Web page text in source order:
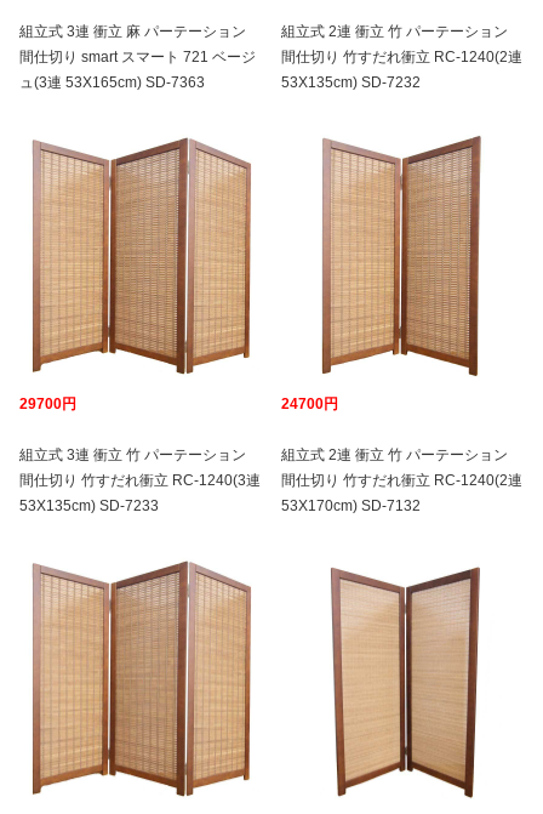
組立式 3連 衝立 麻 パーテーション
間仕切り smart スマート 721 ベージ
ュ(3連 53X165cm) SD-7363
組立式 2連 衝立 竹 パーテーション
間仕切り 竹すだれ衝立 RC-1240(2連
53X135cm) SD-7232
29700円
組立式 3連 衝立 竹 パーテーション
間仕切り 竹すだれ衝立 RC-1240(3連
53X135cm) SD-7233
24700円
組立式 2連 衝立 竹 パーテーション
間仕切り 竹すだれ衝立 RC-1240(2連
53X170cm) SD-7132